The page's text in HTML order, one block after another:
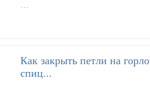
…
Как закрыть петли на
спиц...